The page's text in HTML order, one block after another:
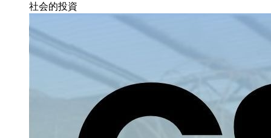
社会的投資